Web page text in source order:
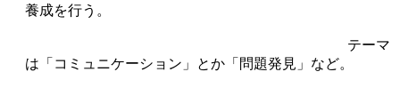
養成を行う。
テーマ
は「コミュニケーション」とか「問題発見」など。